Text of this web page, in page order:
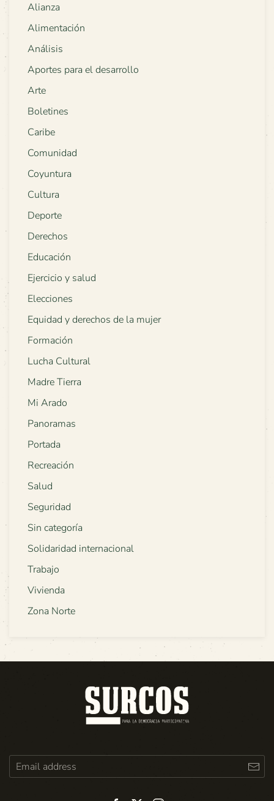
Alianza
Alimentación
Análisis
Aportes para el desarrollo
Arte
Boletines
Caribe
Comunidad
Coyuntura
Cultura
Deporte
Derechos
Educación
Ejercicio y salud
Elecciones
Equidad y derechos de la mujer
Formación
Lucha Cultural
Madre Tierra
Mi Arado
Panoramas
Portada
Recreación
Salud
Seguridad
Sin categoría
Solidaridad internacional
Trabajo
Vivienda
Zona Norte